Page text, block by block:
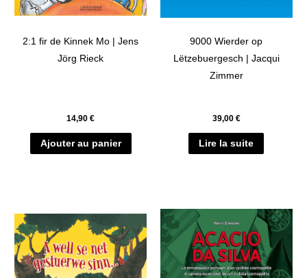
2:1 fir de Kinnek Mo | Jens
Jörg Rieck
14,90€
Ajouter au panier
9000 Wierder op
Lëtzebuergesch | Jacqui
Zimmer
39,00 €
Lire la suite